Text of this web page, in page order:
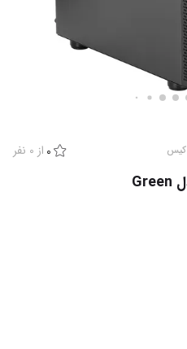
کیس 0 از 0 نفر
کیس کامپیوتر گرین هیوا مدل Green